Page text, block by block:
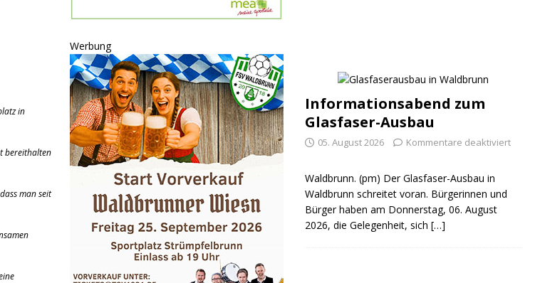
in
bereithalten
man seit
Werbung
Informationsabend zum
Glasfaser-Ausbau
05. August 2026 Kommentare deaktiviert
Waldbrunn. (pm) Der Glasfaser-Ausbau in
Waldbrunn schreitet voran. Bürgerinnen und
Bürger haben am Donnerstag, 06. August
2026, die Gelegenheit, sich […]